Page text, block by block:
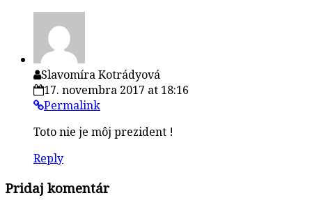
Slavomíra Kotrádyová
17. novembra 2017 at 18:16
Permalink
Toto nie je môj prezident !
Reply
Pridaj komentár